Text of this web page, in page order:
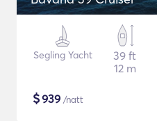
Segling Yacht
39 ft
12 m
$939 /natt